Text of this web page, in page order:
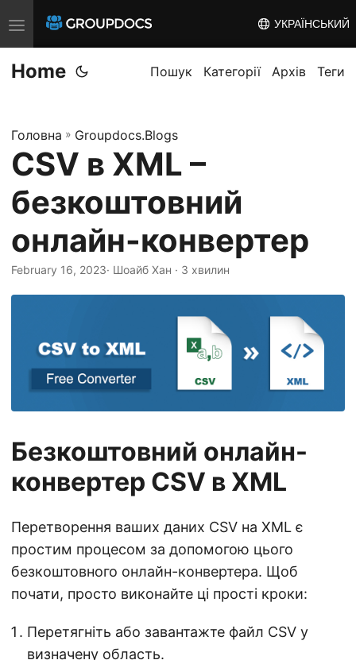
T
o
g
e
n
v
g
a
t
УКРАЇНСЬКИЙ
Home Пошук Категорії Архів Теги
Головна » Groupdocs.Blogs
CSV в XML –
безкоштовний
онлайн-конвертер
February 16, 2023· Шоайб Хан · 3 хвилин
Безкоштовний онлайн-
конвертер CSV в XML
Перетворення ваших даних CSV на XML є
простим процесом за допомогою цього
безкоштовного онлайн-конвертера. Щоб
почати, просто виконайте ці прості кроки:
Перетягніть або завантажте файл CSV у
визначену область.